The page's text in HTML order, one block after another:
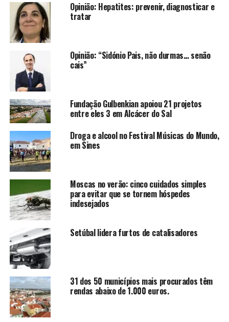
Opinião: Hepatites: prevenir, diagnosticar e
tratar
Opinião: “Sidónio Pais, não durmas… senão
cais”
Fundação Gulbenkian apoiou 21 projetos
entre eles 3 em Alcácer do Sal
Droga e alcool no Festival Músicas do Mundo,
em Sines
Moscas no verão: cinco cuidados simples
para evitar que se tornem hóspedes
indesejados
Setúbal lidera furtos de catalisadores
31 dos 50 municípios mais procurados têm
rendas abaixo de 1.000 euros.